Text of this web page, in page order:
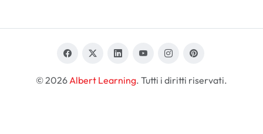
© 2026 Albert Learning. Tutti i diritti riservati.